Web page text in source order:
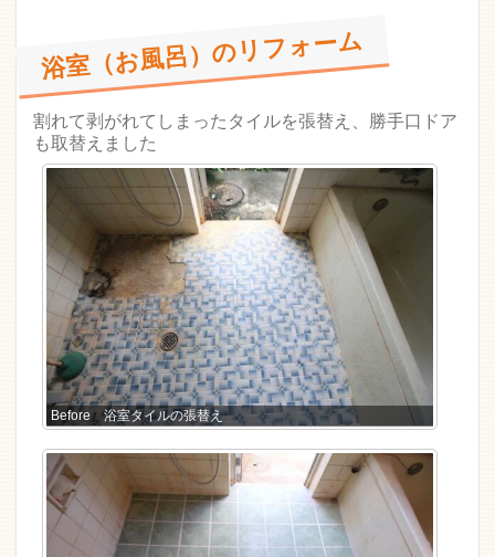
浴室（お風呂）のリフォーム
割れて剥がれてしまったタイルを張替え、勝手口ドア
も取替えました
Before 浴室タイルの張替え